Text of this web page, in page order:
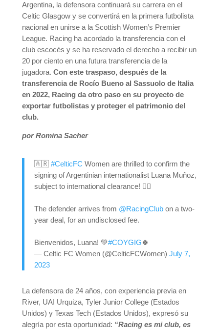
Argentina, la defensora continuará su carrera en el
Celtic Glasgow y se convertirá en la primera futbolista
nacional en unirse a la Scottish Women’s Premier
League. Racing ha acordado la transferencia con el
club escocés y se ha reservado el derecho a recibir un
20 por ciento en una futura transferencia de la
jugadora. Con este traspaso, después de la
transferencia de Rocío Bueno al Sassuolo de Italia
en 2022, Racing da otro paso en su proyecto de
exportar futbolistas y proteger el patrimonio del
club.
por Romina Sacher
🇦🇷 #CelticFC Women are thrilled to confirm the
signing of Argentinian internationalist Luana Muñoz,
subject to international clearance! ✍🏻
The defender arrives from @RacingClubon a two-
year deal, for an undisclosed fee.
Bienvenidos, Luana! 💚#COYGIG🍀
— Celtic FC Women (@CelticFCWomen) July 7,
2023
La defensora de 24 años, con experiencia previa en
River, UAI Urquiza, Tyler Junior College (Estados
Unidos) y Texas Tech (Estados Unidos), expresó su
alegría por esta oportunidad: “Racing es mi club, es